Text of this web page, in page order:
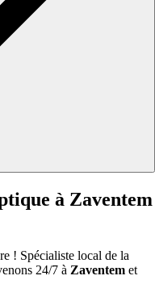
à Zaventem
! Spécialiste local de la
24/7 à Zaventem et